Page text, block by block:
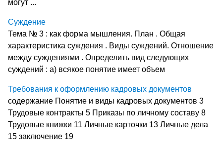
могут ...
Суждение
Тема № 3 : как форма мышления. План . Общая
характеристика суждения . Виды суждений. Отношение
между суждениями . Определить вид следующих
суждений : а) всякое понятие имеет объем
Требования к оформлению кадровых документов
содержание Понятие и виды кадровых документов 3
Трудовые контракты 5 Приказы по личному составу 8
Трудовые книжки 11 Личные карточки 13 Личные дела
15 заключение 19